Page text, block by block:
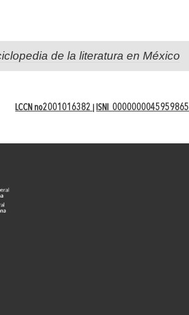
de la literatura en México
LCCN no2001016382 ISNI 0000000045959865